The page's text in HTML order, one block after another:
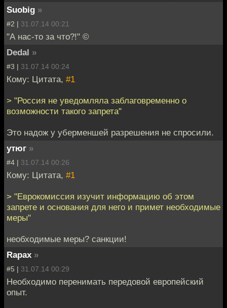
Suobig »
#2 | 31.07.14 00:21
"А нас-то за что?!" ©
Dedal »
#3 | 31.07.14 00:24
Кому: Цитата, #1
> "Россия не уведомляла заблаговременно о
возможности такого запрета"
Это надож у уберменшей разрешения не спросили.
утюг »
#4 | 31.07.14 00:26
Кому: Цитата, #1
> "Еврокомиссия изучит информацию об этом
запрете и основания для него и примет необходимые
меры"
необходимые меры? санкции!
Rapax »
#5 | 31.07.14 00:29
Необходимо перенимать передовой европейский
опыт.